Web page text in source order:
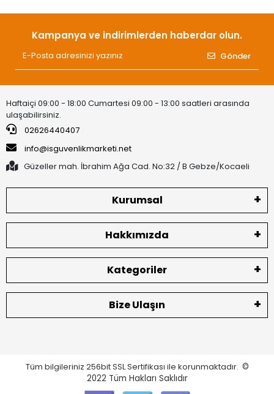
Kampanya ve indirimlerden haberdar olun.
Gönder
Haftaiçi 09:00 - 18:00 Cumartesi 09:00 - 13:00 saatleri arasında
ulaşabilirsiniz.
02626440407
info@isguvenlikmarketi.net
Güzeller mah. İbrahim Ağa Cad. No:32 / B Gebze/Kocaeli
Kurumsal
Hakkımızda
Kategoriler
Bize Ulaşın
Tüm bilgileriniz 256bit SSL Sertifikası ile korunmaktadır. ©
2022 Tüm Hakları Saklıdır